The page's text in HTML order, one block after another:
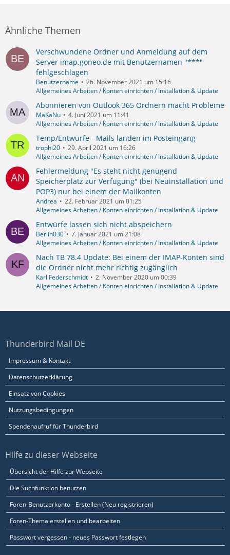
Ähnliche Themen
Verschwundene Ordner und Anmeldung auf dem
Server imap.goneo.de mit Benutzernamen "***"
fehlgeschlagen
Benutzername
26. November 2021 um 15:16
Allgemeines Arbeiten / Konten einrichten / Installation & Update
Abonnieren von Outlook 365 Ordnern macht Probleme
MaKaNu
4. Juni 2021 um 11:41
Allgemeines Arbeiten / Konten einrichten / Installation & Update
Temp/Entwürfe - Mails landen im Posteingang
trophi20
29. April 2021 um 16:26
Allgemeines Arbeiten / Konten einrichten / Installation & Update
Fehlermeldung "Es steht nicht genügend
Speicherplatz zur Verfügung" (bei Neuinstallation und
POP3) nur bei einem der Mailkonten
Andrea
22. Februar 2021 um 01:25
Allgemeines Arbeiten / Konten einrichten / Installation & Update
Entwürfe lassen sich nicht abspeichern
Berlin030
7. Januar 2021 um 21:08
Allgemeines Arbeiten / Konten einrichten / Installation & Update
Nach TB 78.4 Update: Bei einem der IMAP-Konten sind
die Ordner nicht mehr richtig zugänglich
Karl Federschmidt
2. November 2020 um 00:39
Allgemeines Arbeiten / Konten einrichten / Installation & Update
Thunderbird Mail DE
Impressum & Kontakt
Datenschutzerklärung
Einsatz von Cookies
Nutzungsbedingungen
Spendenaufruf für Thunderbird
Hilfe zu dieser Webseite
Übersicht der Hilfe zur Webseite
Die Suchfunktion benutzen
Foren-Benutzerkonto - Erstellen (Neu registrieren)
Foren-Thema erstellen und bearbeiten
Passwort vergessen - neues Passwort festlegen